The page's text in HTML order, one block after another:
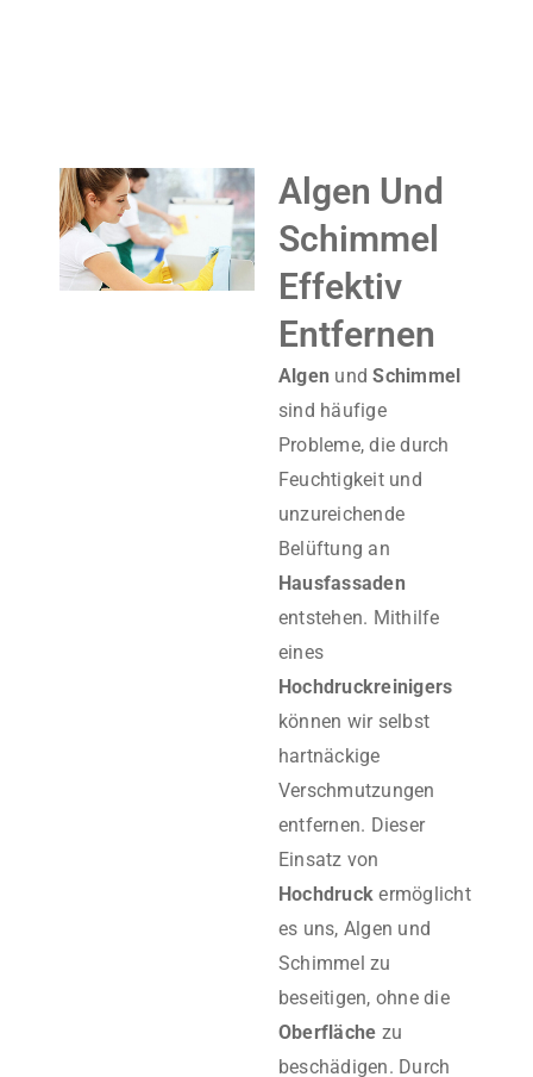
Algen Und
Schimmel
Effektiv
Entfernen
Algen undSchimmel
sind häufige
Probleme, die durch
Feuchtigkeit und
unzureichende
Belüftung an
Hausfassaden
entstehen. Mithilfe
eines
Hochdruckreinigers
können wir selbst
hartnäckige
Verschmutzungen
entfernen. Dieser
Einsatz von
Hochdruck ermöglicht
es uns, Algen und
Schimmel zu
beseitigen, ohne die
Oberfläche zu
beschädigen. Durch